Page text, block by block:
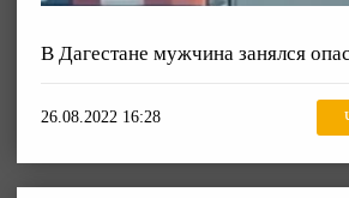
В Дагестане мужчина занялся
26.08.2022 16:28